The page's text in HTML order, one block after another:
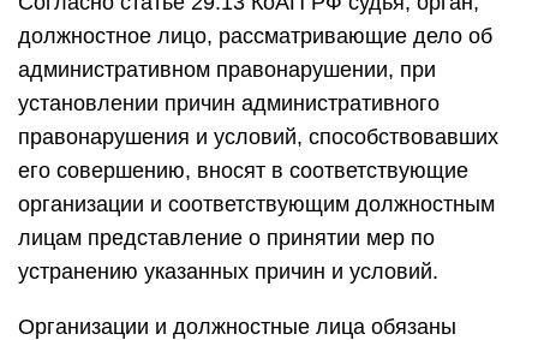
должностное лицо, рассматривающие дело об
административном правонарушении, при
установлении причин административного
правонарушения и условий, способствовавших
его совершению, вносят в соответствующие
организации и соответствующим должностным
лицам представление о принятии мер по
устранению указанных причин и условий.
Организации и должностные лица обязаны